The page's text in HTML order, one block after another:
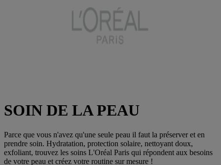
SOIN DE LA PEAU
Parce que vous n'avez qu'une seule peau il faut la préserver et en
prendre soin. Hydratation, protection solaire, nettoyant doux,
exfoliant, trouvez les soins L'Oréal Paris qui répondent aux besoins
de votre peau et créez votre routine sur mesure !